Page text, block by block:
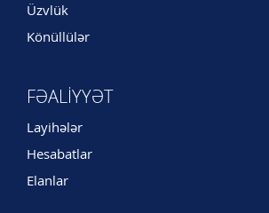
Üzvlük
Könüllülər
FƏALIYYƏT
Layihələr
Hesabatlar
Elanlar